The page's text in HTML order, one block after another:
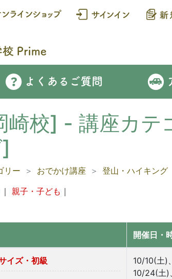
崎校] - 講座カテ
リー おでかけ講座
登山・ハイキング
｜ 親子・子ども ｜
開催日・
イズ・初級
10/10(土)
10/24(土)